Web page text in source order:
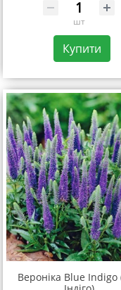
шт
Купити
Вероніка Blue Indigo